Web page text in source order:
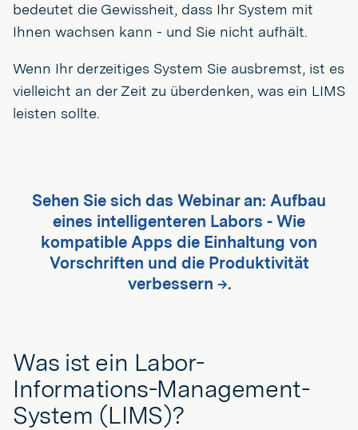
bedeutet die Gewissheit, dass Ihr System mit
Ihnen wachsen kann - und Sie nicht aufhält.
Wenn Ihr derzeitiges System Sie ausbremst, ist es
vielleicht an der Zeit zu überdenken, was ein LIMS
leisten sollte.
Sehen Sie sich das Webinar an: Aufbau
eines intelligenteren Labors - Wie
kompatible Apps die Einhaltung von
Vorschriften und die Produktivität
verbessern →.
Was ist ein Labor-
Informations-Management-
System (LIMS)?